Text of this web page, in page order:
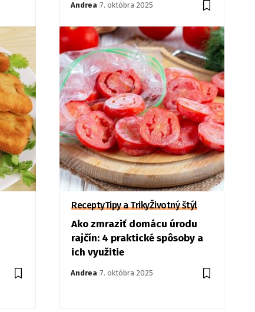
Andrea 7. októbra 2025
ReceptyTipy a TrikyŽivotný štýl
Ako zmraziť domácu úrodu
rajčín: 4 praktické spôsoby a
ich využitie
Andrea 7. októbra 2025